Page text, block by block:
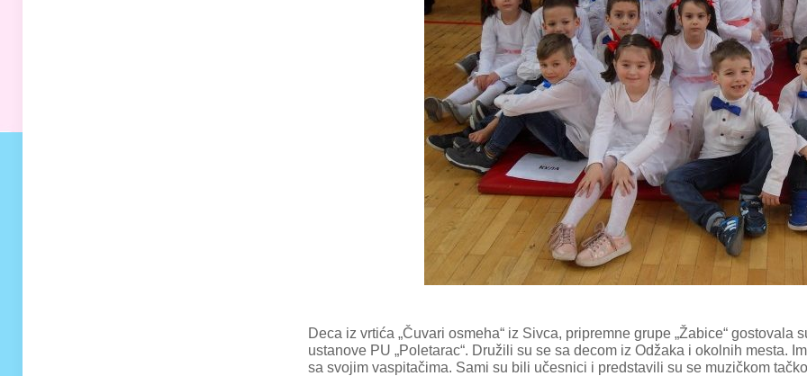
Deca iz vrtića „Čuvari osmeha“ iz Sivca, pripremne grupe „Žabice“
ustanove PU „Poletarac“. Družili su se sa decom iz Odžaka i okolnih mesta.
sa svojim vaspitačima. Sami su bili učesnici i predstavili su se muzičkom